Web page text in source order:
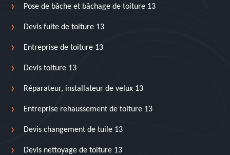
Pose de bâche et bâchage de toiture 13
Devis fuite de toiture 13
Entreprise de toiture 13
Devis toiture 13
Réparateur, installateur de velux 13
Entreprise rehaussement de toiture 13
Devis changement de tuile 13
Devis nettoyage de toiture 13